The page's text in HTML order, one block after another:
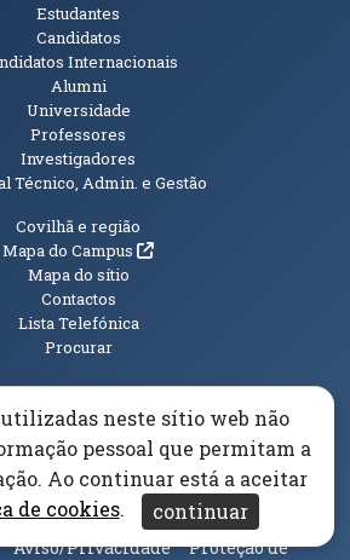
Estudantes
Candidatos
Internacionais
Alumni
Universidade
Professores
Investigadores
Técnico, Admin. e Gestão
Adicionais
Covilhã e região
Mapa do Campus(abre em nova janela)
Mapa do sítio
Contactos
Lista Telefónica
Procurar
e Reclamações Livro Amarelo
Canal Denúncia(abre em nova janela)
Aviso/Privacidade
Proteção de
neste sítio web não
pessoal que permitam a
Ao continuar está a aceitar
de cookies. continuar